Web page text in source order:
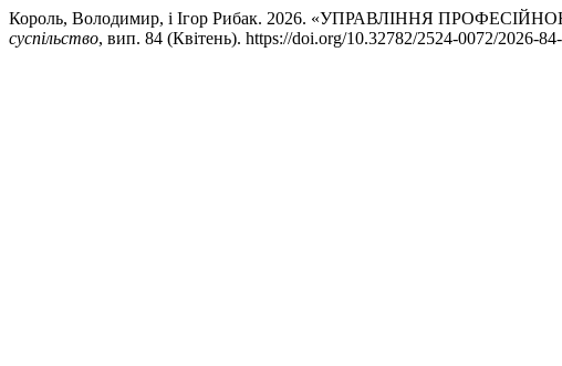
Король, Володимир, і Ігор Рибак. 2026. «УПРАВЛІННЯ
суспільство, вип. 84 (Квітень). https://doi.org/10.32782/2524-0072/2026-